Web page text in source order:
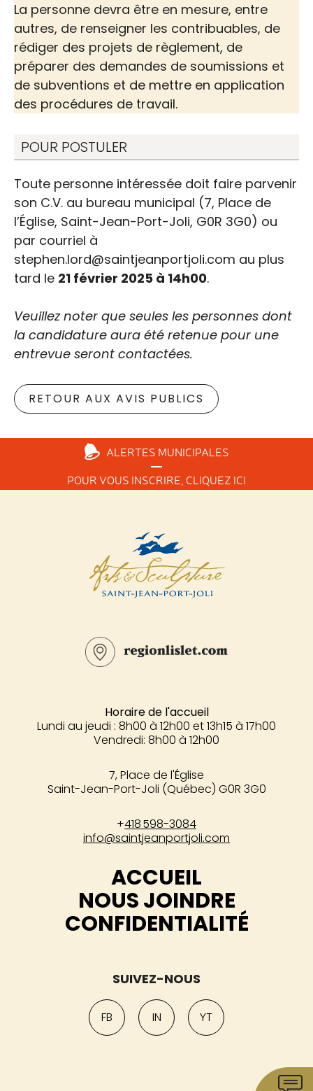
Offre d’emploi |
Adjoint(e) au directeur
général et greffier
trésorier
La personne devra être en mesure, entre
autres, de renseigner les contribuables, de
rédiger des projets de règlement, de
préparer des demandes de soumissions et
de subventions et de mettre en application
des procédures de travail.
POUR POSTULER
Toute personne intéressée doit faire parvenir
son C.V. au bureau municipal (7, Place de
l’Église, Saint-Jean-Port-Joli, G0R 3G0) ou
par courriel à
stephen.lord@saintjeanportjoli.com au plus
tard le 21 février 2025 à 14h00.
Veuillez noter que seules les personnes dont
la candidature aura été retenue pour une
entrevue seront contactées.
RETOUR AUX AVIS PUBLICS
ALERTES MUNICIPALES
POUR VOUS INSCRIRE, CLIQUEZ ICI
Horaire de l'accueil
Lundi au jeudi : 8h00 à 12h00 et 13h15 à 17h00
Vendredi: 8h00 à 12h00
7, Place de l'Église
Saint-Jean-Port-Joli (Québec) G0R 3G0
+418 598-3084
info@saintjeanportjoli.com
ACCUEIL
NOUS JOINDRE
CONFIDENTIALITÉ
SUIVEZ-NOUS
FB IN YT